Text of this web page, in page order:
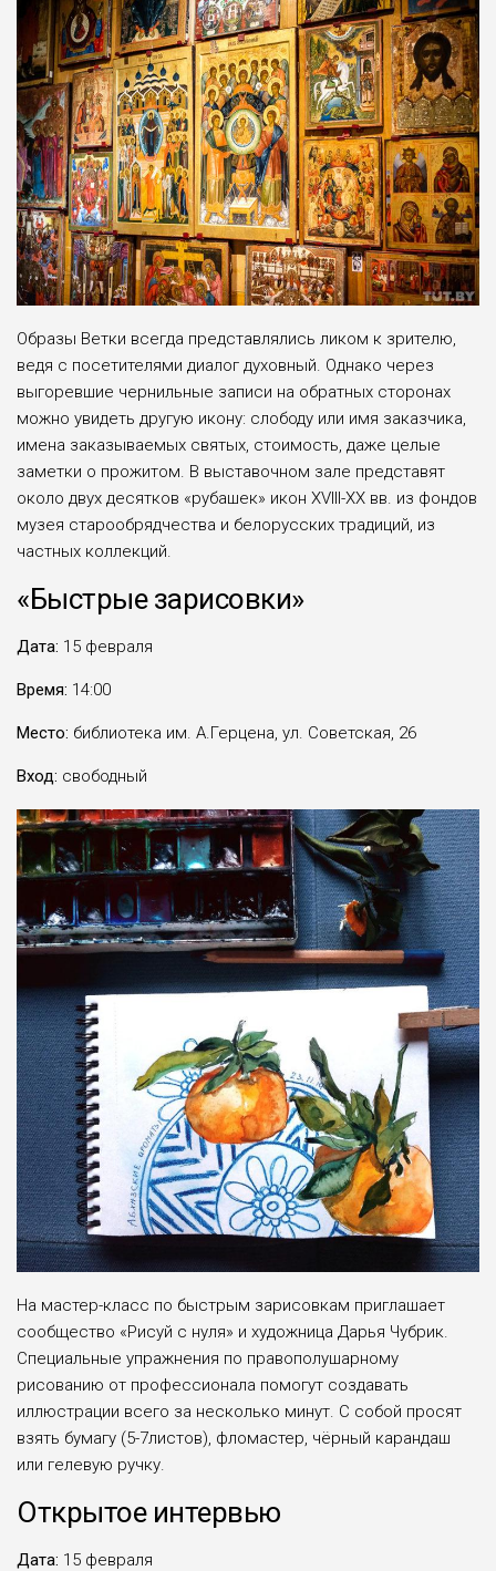
Образы Ветки всегда представлялись ликом к зрителю,
ведя с посетителями диалог духовный. Однако через
выгоревшие чернильные записи на обратных сторонах
можно увидеть другую икону: слободу или имя заказчика,
имена заказываемых святых, стоимость, даже целые
заметки о прожитом. В выставочном зале представят
около двух десятков «рубашек» икон XVIII-XX вв. из фондов
музея старообрядчества и белорусских традиций, из
частных коллекций.
«Быстрые зарисовки»
Дата: 15 февраля
Время: 14:00
Место: библиотека им. А.Герцена, ул. Советская, 26
Вход: свободный
На мастер-класс по быстрым зарисовкам приглашает
сообщество «Рисуй с нуля» и художница Дарья Чубрик.
Специальные упражнения по правополушарному
рисованию от профессионала помогут создавать
иллюстрации всего за несколько минут. С собой просят
взять бумагу (5-7листов), фломастер, чёрный карандаш
или гелевую ручку.
Открытое интервью
Дата: 15 февраля